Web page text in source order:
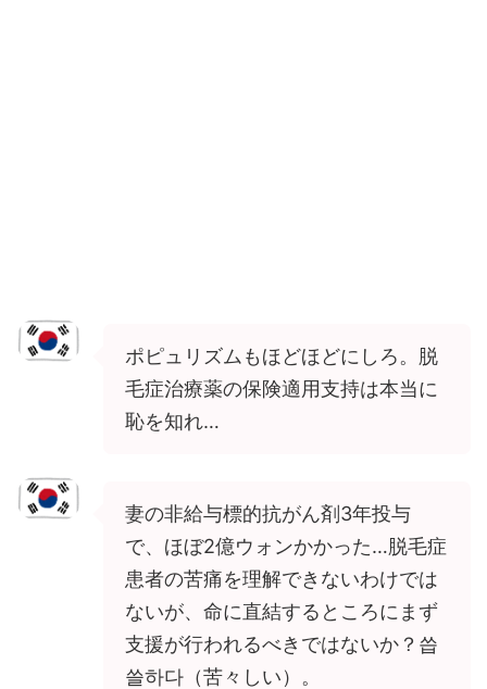
ポピュリズムもほどほどにしろ。脱
毛症治療薬の保険適用支持は本当に
恥を知れ…
妻の非給与標的抗がん剤3年投与
で、ほぼ2億ウォンかかった…脱毛症
患者の苦痛を理解できないわけでは
ないが、命に直結するところにまず
支援が行われるべきではないか？씁
쓸하다（苦々しい）。